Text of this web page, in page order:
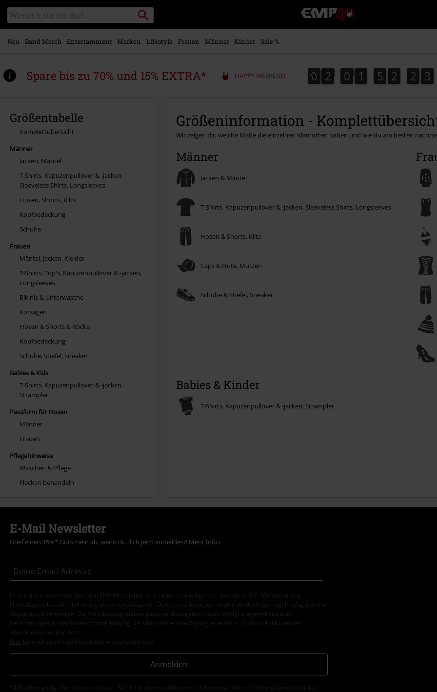
Hauptinhalt
springen
Katalog
durchsuchen
Packstation
suchen
EMP
Merchandise
-
Rock
&
Neu Band Merch Entertainment Marken Lifestyle Frauen Männer Kinder Sale %
Spare bis zu 70% und 15% EXTRA* HAPPY WEEKEND 0
0 2
2 0
0 1
1 5
5 2
2 2
2 2
3
2
4
3
Größentabelle
Komplettübersicht
Männer
Jacken, Mäntel
T-Shirts, Kapuzenpullover & -jacken,
Sleeveless Shirts, Longsleeves
Hosen, Shorts, Kilts
Kopfbedeckung
Schuhe
Frauen
Mäntel, Jacken, Kleider
T-Shirts, Top's, Kapuzenpullover & -jacken,
Longsleeves
Bikinis & Unterwäsche
Korsagen
Hosen & Shorts & Röcke
Kopfbedeckung
Schuhe, Stiefel, Sneaker
Babies & Kids
T-Shirts, Kapuzenpullover & -jacken,
Strampler
Passform für Hosen
Männer
Frauen
Pflegehinweise
Waschen & Pflege
Flecken behandeln
Größeninformation -
Wir zeigen dir, welche Maße die einzelnen Klamotten haben und wie du am besten
Männer
Jacken & Mäntel
T-Shirts, Kapuzenpullover & -jacken, Sleeveless Shirts, Longsleeves
Hosen & Shorts, Kilts
Caps & Hüte, Mützen
Schuhe & Stiefel, Sneaker
Babies & Kinder
T-Shirts, Kapuzenpullover & -jacken, Strampler
E-Mail Newsletter
Greif einen 15%* Gutschein ab, wenn du dich jetzt anmeldest! Mehr Infos
Ich bin damit einverstanden, den EMP-Newsletter zu erhalten und willige ein, dass die E.M.P. Merchandising
Handelsgesellschaft mbH meine personenbezogenen Daten verarbeitet um mich individuell und regelmäßig über ihr
Angebot zu informieren. Die Verarbeitung meiner personenbezogenen Daten erfolgt entsprechend den
Bestimmungen in der
Datenschutzerklärung
. Ich kann meine Einwilligung jederzeit z. B. durch Anklicken des
Abmeldelinks widerrufen.
Hier kann ich mich vom Newsletter wieder abmelden.
Anmelden
*4 Wochen gültig. Nur online einlösbar. Nicht mit anderen Aktionen kombinierbar. Nach Codeeingabe wird dir der